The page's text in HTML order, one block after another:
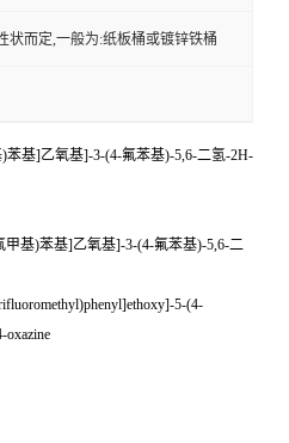
状而定,一般为:纸板桶或镀锌铁桶
苯基]乙氧基]-3-(4-氟苯基)-5,6-二氢-2H-
甲基)苯基]乙氧基]-3-(4-氟苯基)-5,6-二
5-(4-
oxazine